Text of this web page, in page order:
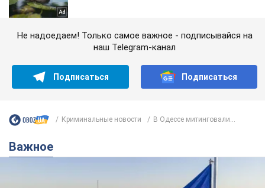
Не надоедаем! Только самое важное - подписывайся на
наш Telegram-канал
Подписаться Подписаться
Криминальные новости В Одессе митинговали...
Важное